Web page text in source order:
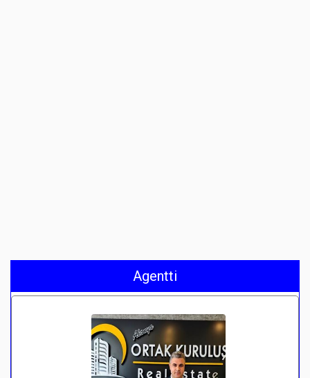
Agentti